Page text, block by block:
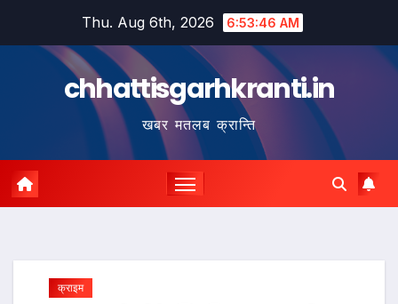
Thu. Aug 6th, 2026 6:53:47 AM
chhattisgarhkranti.in
खबर मतलब क्रान्ति
क्राइम